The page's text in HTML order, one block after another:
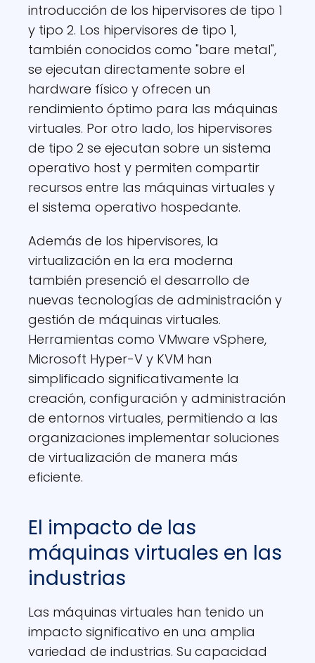
introducción de los hipervisores de tipo 1
y tipo 2. Los hipervisores de tipo 1,
también conocidos como "bare metal",
se ejecutan directamente sobre el
hardware físico y ofrecen un
rendimiento óptimo para las máquinas
virtuales. Por otro lado, los hipervisores
de tipo 2 se ejecutan sobre un sistema
operativo host y permiten compartir
recursos entre las máquinas virtuales y
el sistema operativo hospedante.
Además de los hipervisores, la
virtualización en la era moderna
también presenció el desarrollo de
nuevas tecnologías de administración y
gestión de máquinas virtuales.
Herramientas como VMware vSphere,
Microsoft Hyper-V y KVM han
simplificado significativamente la
creación, configuración y administración
de entornos virtuales, permitiendo a las
organizaciones implementar soluciones
de virtualización de manera más
eficiente.
El impacto de las
máquinas virtuales en las
industrias
Las máquinas virtuales han tenido un
impacto significativo en una amplia
variedad de industrias. Su capacidad